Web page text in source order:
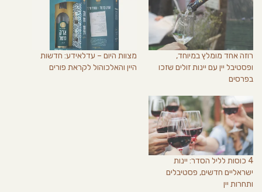
רוזה אחד מומלץ במיוחד,
ופסטיבל יין עם יינות זולים שזכו
בפרסים
מצוות היום – עדלאידע: חדשות
היין והאלכוהול לקראת פורים
4 כוסות לליל הסדר: יינות
ישראליים חדשים, פסטיבלים
ותחרות יין